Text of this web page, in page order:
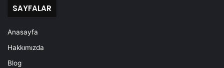
SAYFALAR
Anasayfa
Hakkımızda
Blog